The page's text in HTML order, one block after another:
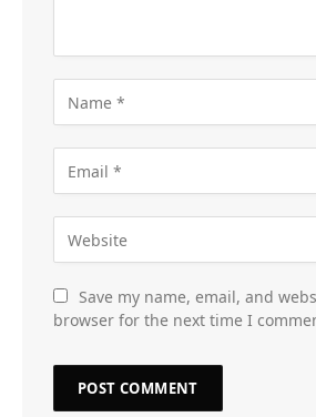
Save my name, email, and
browser for the next time I